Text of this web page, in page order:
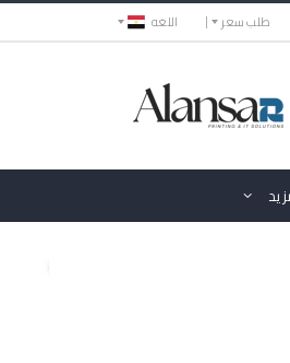
اللغه طلب سعر